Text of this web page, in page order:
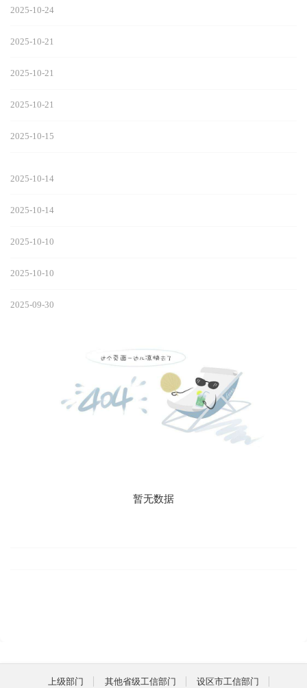
2025-10-24
2025-10-21
2025-10-21
2025-10-21
2025-10-15
2025-10-14
2025-10-14
2025-10-10
2025-10-10
2025-09-30
暂无数据
上级部门 其他省级工信部门 设区市工信部门